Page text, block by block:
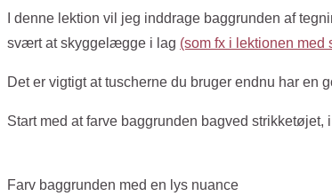
I denne lektion vil jeg inddrage baggrunden af
svært at skyggelægge i lag (som fx i lektionen med
Det er vigtigt at tuscherne du bruger endnu har en
Start med at farve baggrunden bagved strikketøjet,
Farv baggrunden med en lys nuance